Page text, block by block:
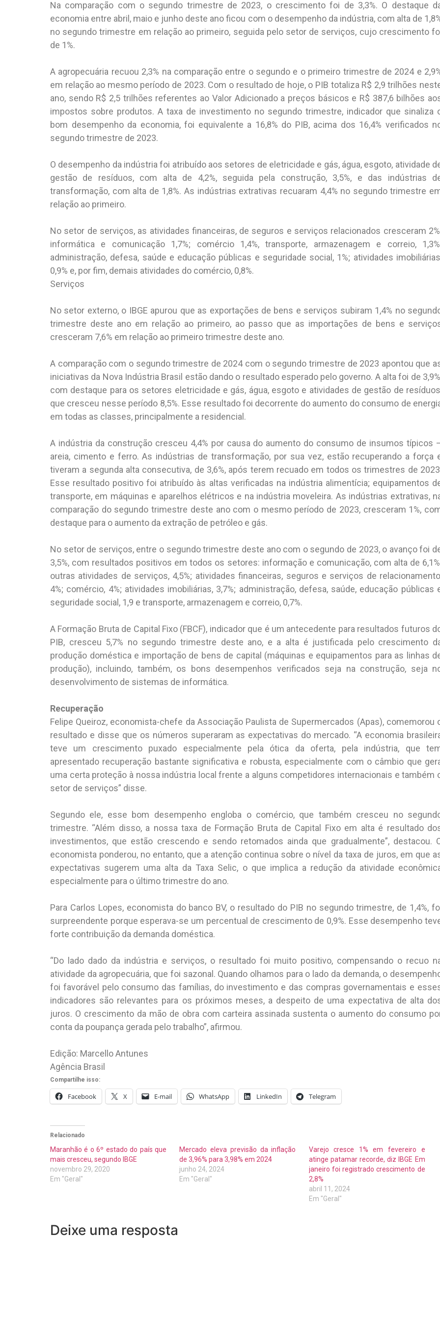
Na comparação com o segundo trimestre de 2023, o crescimento foi de 3,3%. O destaque
economia entre abril, maio e junho deste ano ficou com o desempenho da indústria, com alta de
no segundo trimestre em relação ao primeiro, seguida pelo setor de serviços, cujo crescimento
de 1%.
A agropecuária recuou 2,3% na comparação entre o segundo e o primeiro trimestre de 2024 e
em relação ao mesmo período de 2023. Com o resultado de hoje, o PIB totaliza R$ 2,9 trilhões
ano, sendo R$ 2,5 trilhões referentes ao Valor Adicionado a preços básicos e R$ 387,6 bilhões
impostos sobre produtos. A taxa de investimento no segundo trimestre, indicador que sinaliza
bom desempenho da economia, foi equivalente a 16,8% do PIB, acima dos 16,4% verificados
segundo trimestre de 2023.
O desempenho da indústria foi atribuído aos setores de eletricidade e gás, água, esgoto, atividade
gestão de resíduos, com alta de 4,2%, seguida pela construção, 3,5%, e das indústrias
transformação, com alta de 1,8%. As indústrias extrativas recuaram 4,4% no segundo trimestre
relação ao primeiro.
No setor de serviços, as atividades financeiras, de seguros e serviços relacionados cresceram
informática e comunicação 1,7%; comércio 1,4%, transporte, armazenagem e correio,
administração, defesa, saúde e educação públicas e seguridade social, 1%; atividades
0,9% e, por fim, demais atividades do comércio, 0,8%.
Serviços
No setor externo, o IBGE apurou que as exportações de bens e serviços subiram 1,4% no
trimestre deste ano em relação ao primeiro, ao passo que as importações de bens e
cresceram 7,6% em relação ao primeiro trimestre deste ano.
A comparação com o segundo trimestre de 2024 com o segundo trimestre de 2023 apontou que
iniciativas da Nova Indústria Brasil estão dando o resultado esperado pelo governo. A alta foi de
com destaque para os setores eletricidade e gás, água, esgoto e atividades de gestão de
que cresceu nesse período 8,5%. Esse resultado foi decorrente do aumento do consumo de
em todas as classes, principalmente a residencial.
A indústria da construção cresceu 4,4% por causa do aumento do consumo de insumos típicos
areia, cimento e ferro. As indústrias de transformação, por sua vez, estão recuperando a força
tiveram a segunda alta consecutiva, de 3,6%, após terem recuado em todos os trimestres de
Esse resultado positivo foi atribuído às altas verificadas na indústria alimentícia; equipamentos
transporte, em máquinas e aparelhos elétricos e na indústria moveleira. As indústrias extrativas,
comparação do segundo trimestre deste ano com o mesmo período de 2023, cresceram 1%,
destaque para o aumento da extração de petróleo e gás.
No setor de serviços, entre o segundo trimestre deste ano com o segundo de 2023, o avanço foi
3,5%, com resultados positivos em todos os setores: informação e comunicação, com alta de
outras atividades de serviços, 4,5%; atividades financeiras, seguros e serviços de
4%; comércio, 4%; atividades imobiliárias, 3,7%; administração, defesa, saúde, educação públicas
seguridade social, 1,9 e transporte, armazenagem e correio, 0,7%.
A Formação Bruta de Capital Fixo (FBCF), indicador que é um antecedente para resultados futuros
PIB, cresceu 5,7% no segundo trimestre deste ano, e a alta é justificada pelo crescimento
produção doméstica e importação de bens de capital (máquinas e equipamentos para as linhas
produção), incluindo, também, os bons desempenhos verificados seja na construção, seja
desenvolvimento de sistemas de informática.
Recuperação
Felipe Queiroz, economista-chefe da Associação Paulista de Supermercados (Apas), comemorou
resultado e disse que os números superaram as expectativas do mercado. “A economia
teve um crescimento puxado especialmente pela ótica da oferta, pela indústria, que
apresentado recuperação bastante significativa e robusta, especialmente com o câmbio que
uma certa proteção à nossa indústria local frente a alguns competidores internacionais e também
setor de serviços” disse.
Segundo ele, esse bom desempenho engloba o comércio, que também cresceu no
trimestre. “Além disso, a nossa taxa de Formação Bruta de Capital Fixo em alta é resultado
investimentos, que estão crescendo e sendo retomados ainda que gradualmente”, destacou.
economista ponderou, no entanto, que a atenção continua sobre o nível da taxa de juros, em que
expectativas sugerem uma alta da Taxa Selic, o que implica a redução da atividade
especialmente para o último trimestre do ano.
Para Carlos Lopes, economista do banco BV, o resultado do PIB no segundo trimestre, de 1,4%,
surpreendente porque esperava-se um percentual de crescimento de 0,9%. Esse desempenho
forte contribuição da demanda doméstica.
“Do lado dado da indústria e serviços, o resultado foi muito positivo, compensando o recuo
atividade da agropecuária, que foi sazonal. Quando olhamos para o lado da demanda, o
foi favorável pelo consumo das famílias, do investimento e das compras governamentais e
indicadores são relevantes para os próximos meses, a despeito de uma expectativa de alta
juros. O crescimento da mão de obra com carteira assinada sustenta o aumento do consumo
conta da poupança gerada pelo trabalho”, afirmou.
Edição: Marcello Antunes
Agência Brasil
Compartilhe isso:
Facebook X E-mail WhatsApp LinkedIn Telegram
Relacionado
Maranhão é o 6º estado do país que
mais cresceu, segundo IBGE
novembro 29, 2020
Em "Geral"
Mercado eleva previsão da inflação
de 3,96% para 3,98% em 2024
junho 24, 2024
Em "Geral"
Varejo cresce 1% em fevereiro e
atinge patamar recorde, diz IBGE Em
janeiro foi registrado crescimento de
2,8%
abril 11, 2024
Em "Geral"
Deixe uma resposta